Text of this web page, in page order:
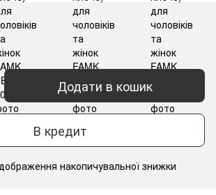
Додати в кошик
В кредит
накопичувальної знижки